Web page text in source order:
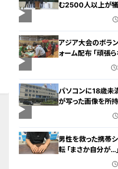
む2500人以上が
｢恒久平和に向け
アジア大会のボラ
ォーム配布 ｢頑張
湧いた｣ 名古屋･
パソコンに18歳未
が写った画像を所
を満たす目的｣ 小
男性を救った携帯
転 ｢まさか自分が…
欺”を間一髪で防